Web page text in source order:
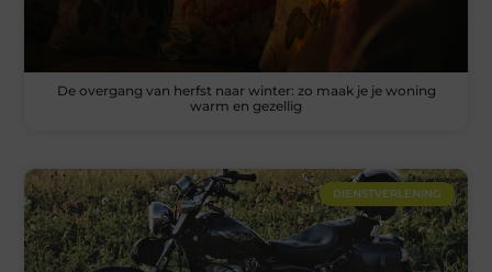
De overgang van herfst naar winter: zo maak je je woning
warm en gezellig
DIENSTVERLENING